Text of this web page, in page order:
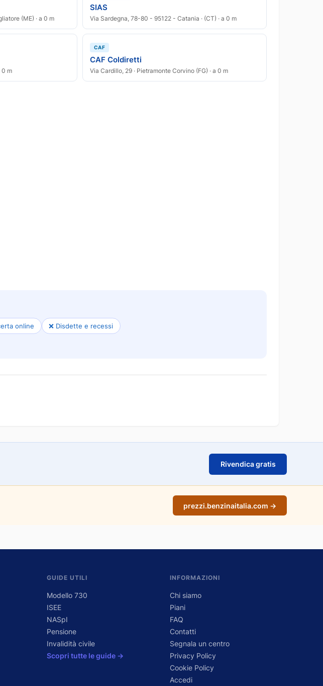
(ME) · a 0 m
SIAS
Via Sardegna, 78-80 - 95122 - Catania · (CT) · a 0 m
0 m
CAF
CAF Coldiretti
Via Cardillo, 29 · Pietramonte Corvino (FG) · a 0 m
online ❌ Disdette e recessi
Rivendica gratis
prezzi.benzinaitalia.com →
GUIDE UTILI
Modello 730
ISEE
NASpI
Pensione
Invalidità civile
Scopri tutte le guide →
INFORMAZIONI
Chi siamo
Piani
FAQ
Contatti
Segnala un centro
Privacy Policy
Cookie Policy
Accedi